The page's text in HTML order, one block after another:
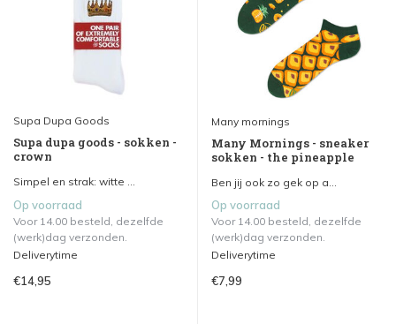
Supa Dupa Goods
Supa dupa goods - sokken -
crown
Simpel en strak: witte ...
Op voorraad
Voor 14.00 besteld, dezelfde
(werk)dag verzonden.
Deliverytime
€14,95
Many mornings
Many Mornings - sneaker
sokken - the pineapple
Ben jij ook zo gek op a...
Op voorraad
Voor 14.00 besteld, dezelfde
(werk)dag verzonden.
Deliverytime
€7,99